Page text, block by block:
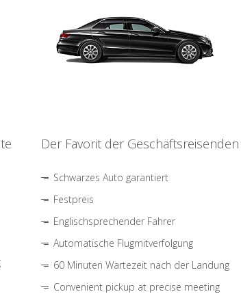
Der Favorit der Geschäftsreisenden
Schwarzes Auto garantiert
Festpreis
Englischsprechender Fahrer
Automatische Flugmitverfolgung
60 Minuten Wartezeit nach der Landung
Convenient pickup at precise meeting